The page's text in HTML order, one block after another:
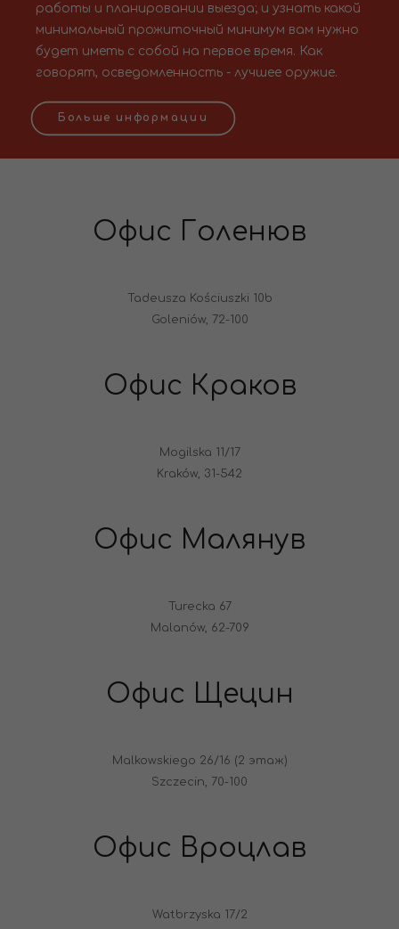
работы и планировании выезда; и узнать какой
минимальный прожиточный минимум вам нужно
будет иметь с собой на первое время. Как
говорят, осведомленность - лучшее оружие.
Больше информации
Офис Голенюв
Tadeusza Kościuszki 10b
Goleniów, 72-100
Офис Краков
Mogilska 11/17
Kraków, 31-542
Офис Малянув
Turecka 67
Malanów, 62-709
Офис Щецин
Malkowskiego 26/16 (2 этаж)
Szczecin, 70-100
Офис Вроцлав
Watbrzyska 17/2